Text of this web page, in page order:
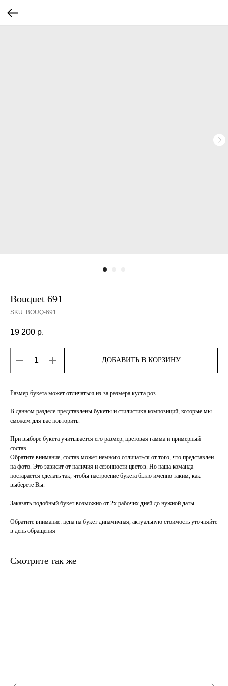
Bouquet 691
SKU: BOUQ-691
19 200 р.
ДОБАВИТЬ В КОРЗИНУ
Размер букета может отличаться из-за размера куста роз
В данном разделе представлены букеты и стилистика композиций, которые мы
сможем для вас повторить.
При выборе букета учитывается его размер, цветовая гамма и примерный
состав.
Обратите внимание, состав может немного отличаться от того, что представлен
на фото. Это зависит от наличия и сезонности цветов. Но наша команда
постарается сделать так, чтобы настроение букета было именно таким, как
выберете Вы.
Заказать подобный букет возможно от 2х рабочих дней до нужной даты.
Обратите внимание: цена на букет динамичная, актуальную стоимость уточняйте
в день обращения
Смотрите так же